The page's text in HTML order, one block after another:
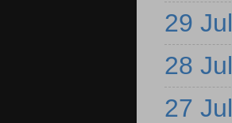
29 Jul
28 Jul
27 Jul